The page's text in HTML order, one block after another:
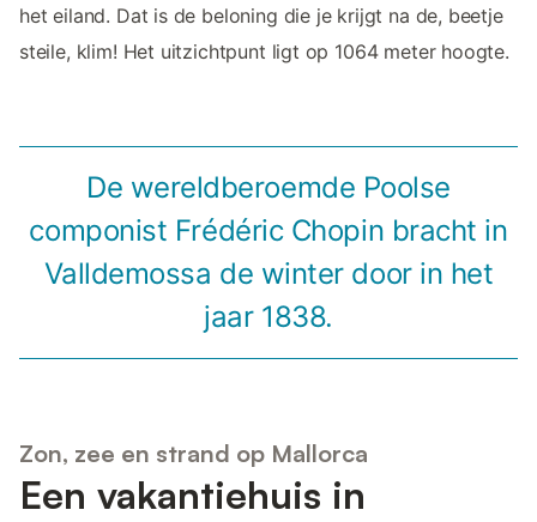
het eiland. Dat is de beloning die je krijgt na de, beetje
steile, klim! Het uitzichtpunt ligt op 1064 meter hoogte.
De wereldberoemde Poolse
componist Frédéric Chopin bracht in
Valldemossa de winter door in het
jaar 1838.
Zon, zee en strand op Mallorca
Een vakantiehuis in